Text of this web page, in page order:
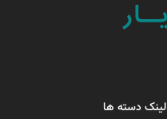
لینک دسته ها